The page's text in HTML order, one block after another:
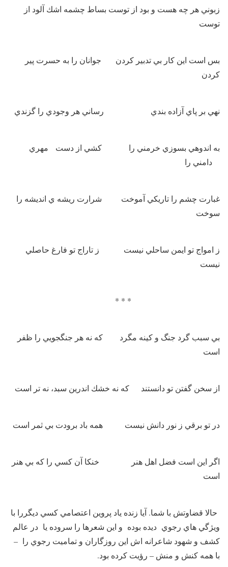
زبوني هر چه هست و بود از توست بساط چشمه اشك آلود از
توست
بس است اين كار بي تدبير كردن جوانان را به حسرت پير
كردن
نهي بر پاي آزاده بندي رساني هر وجودي را گزندي
به اندوهي بسوزي خرمني را كشي از دست مهري
دامني را
غبارت چشم را تاريكي آموخت شرارت ريشه ي انديشه را
سوخت
ز امواج تو ايمن ساحلي نيست ز تاراج تو فارغ حاصلي
نيست
* * *
بي سبب گرد جنگ و كينه مگرد كه نه هر جنگجويي را ظفر
است
از سخن گفتن تو دانستند كه نه خشك اندرين سبد، نه تر است
در تو برقي ز نور دانش نيست همه باد برودت بي ثمر است
اگر اين است فضل اهل هنر خنكا آن كسي را كه بي هنر
است
حالا قضاوتش با شما. آيا زنده ياد ‌پروين اعتصامي كسي ديگررا با
ويژگي هاي رجوي ديده بوده و اين شعرها را سروده يا در عالم
كشف و شهود شاعرانه اش اين روزگاران و ‌تماميت رجوي را –
با همه كنش و منش – رؤيت كرده بود.